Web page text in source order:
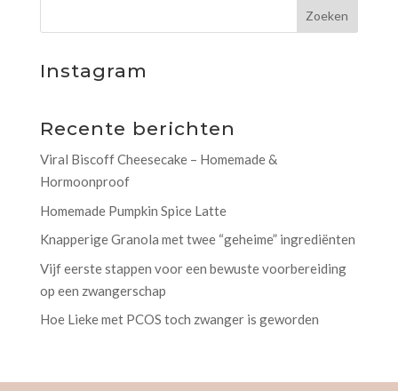
Instagram
Recente berichten
Viral Biscoff Cheesecake – Homemade &
Hormoonproof
Homemade Pumpkin Spice Latte
Knapperige Granola met twee “geheime” ingrediënten
Vijf eerste stappen voor een bewuste voorbereiding
op een zwangerschap
Hoe Lieke met PCOS toch zwanger is geworden